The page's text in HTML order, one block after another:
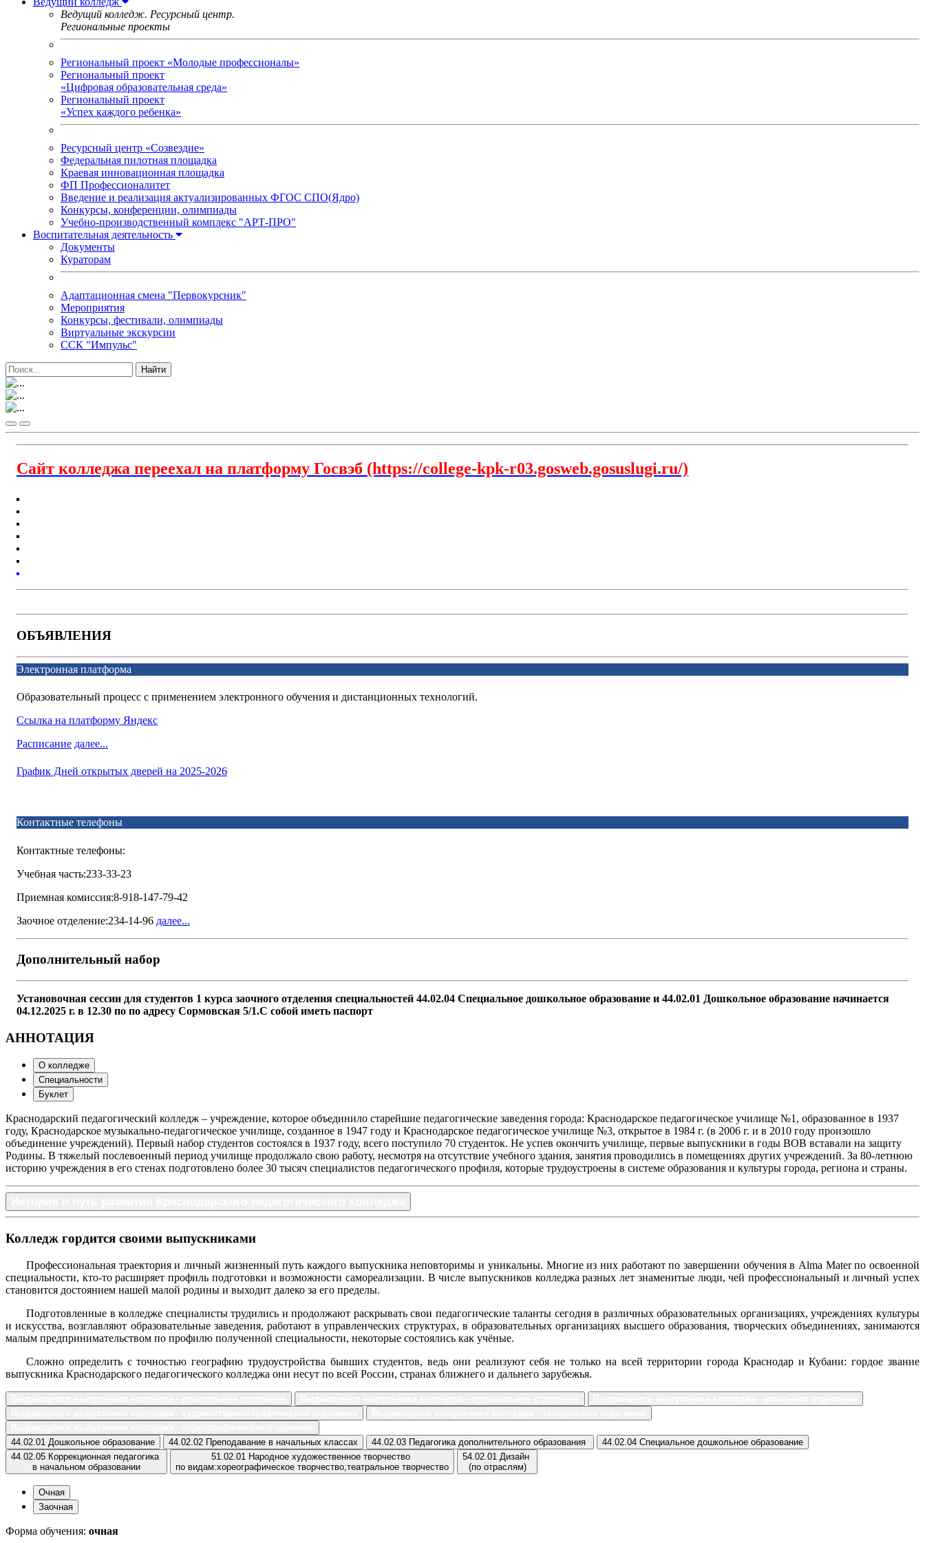
Ведущий колледж. Ресурсный центр.
Региональные проекты
Региональный проект «Молодые профессионалы»
Региональный проект
«Цифровая образовательная среда»
Региональный проект
«Успех каждого ребенка»
Ресурсный центр «Созвездие»
Федеральная пилотная площадка
Краевая инновационная площадка
ФП Профессионалитет
Введение и реализация актуализированных ФГОС СПО(Ядро)
Конкурсы, конференции, олимпиады
Учебно-производственный комплекс "АРТ-ПРО"
Воспитательная деятельность
Документы
Кураторам
Адаптационная смена "Первокурсник"
Мероприятия
Конкурсы, фестивали, олимпиады
Виртуальные экскурсии
ССК "Импульс"
Сайт колледжа переехал на платформу Госвэб (https://college-kpk-r03.gosweb.gosuslugi.ru/)
ОБЪЯВЛЕНИЯ
Электронная платформа
Образовательный процесс с применением электронного обучения и дистанционных технологий.
Ссылка на платформу Яндекс
Расписание далее...
График Дней открытых дверей на 2025-2026
Контактные телефоны
Контактные телефоны:
Учебная часть:233-33-23
Приемная комиссия:8-918-147-79-42
Заочное отделение:234-14-96 далее...
Дополнительный набор
Установочная сессии для студентов 1 курса заочного отделения специальностей 44.02.04 Специальное дошкольное образование и 44.02.01 Дошкольное образование начинается
04.12.2025 г. в 12.30 по по адресу Сормовская 5/1.С собой иметь паспорт
АННОТАЦИЯ
О колледже
Специальности
Буклет
Краснодарский педагогический колледж – учреждение, которое объединило старейшие педагогические заведения города: Краснодарское педагогическое училище №1, образованное в 1937
году, Краснодарское музыкально-педагогическое училище, созданное в 1947 году и Краснодарское педагогическое училище №3, открытое в 1984 г. (в 2006 г. и в 2010 году произошло
объединение учреждений). Первый набор студентов состоялся в 1937 году, всего поступило 70 студенток. Не успев окончить училище, первые выпускники в годы ВОВ вставали на защиту
Родины. В тяжелый послевоенный период училище продолжало свою работу, несмотря на отсутствие учебного здания, занятия проводились в помещениях других учреждений. За 80-летнюю
историю учреждения в его стенах подготовлено более 30 тысяч специалистов педагогического профиля, которые трудоустроены в системе образования и культуры города, региона и страны.
Колледж гордится своими выпускниками
Профессиональная траектория и личный жизненный путь каждого выпускника неповторимы и уникальны. Многие из них работают по завершении обучения в Alma Mater по освоенной
специальности, кто-то расширяет профиль подготовки и возможности самореализации. В числе выпускников колледжа разных лет знаменитые люди, чей профессиональный и личный успех
становится достоянием нашей малой родины и выходит далеко за его пределы.
Подготовленные в колледже специалисты трудились и продолжают раскрывать свои педагогические таланты сегодня в различных образовательных организациях, учреждениях культуры
и искусства, возглавляют образовательные заведения, работают в управленческих структурах, в образовательных организациях высшего образования, творческих объединениях, занимаются
малым предпринимательством по профилю полученной специальности, некоторые состоялись как учёные.
Сложно определить с точностью географию трудоустройства бывших студентов, ведь они реализуют себя не только на всей территории города Краснодар и Кубани: гордое звание
выпускника Краснодарского педагогического колледжа они несут по всей России, странах ближнего и дальнего зарубежья.
44.02.01 Дошкольное образование
44.02.02 Преподавание в начальных классах 44.02.03 Педагогика дополнительного образования
44.02.04 Специальное дошкольное образование
44.02.05 Коррекционная педагогика
в начальном образовании
51.02.01 Народное художественное творчество
по видам:хореографическое творчество,театральное творчество
54.02.01 Дизайн
(по отраслям)
Очная
Заочная
Форма обучения: очная